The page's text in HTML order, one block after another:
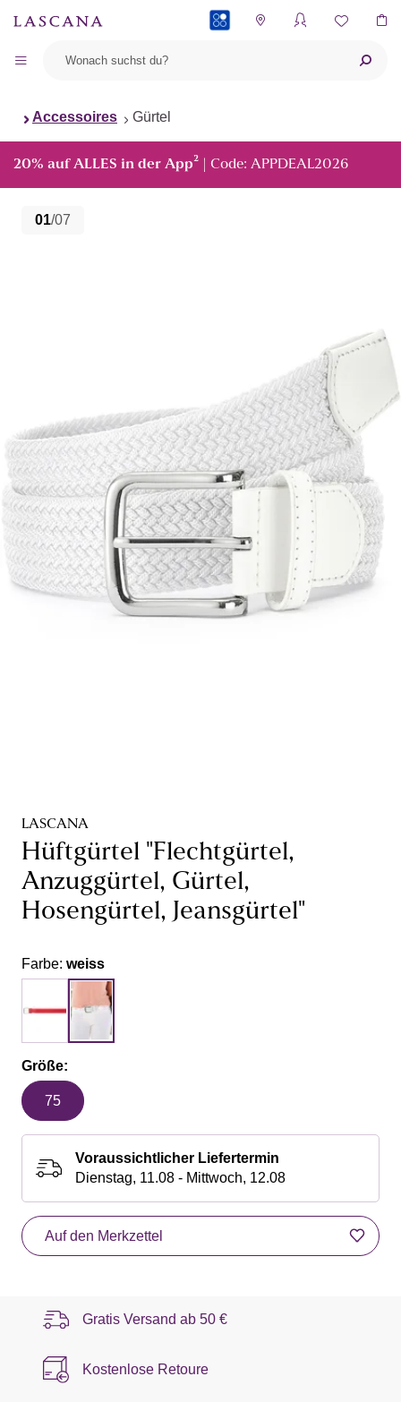
Accessoires Gürtel
20% auf ALLES in der App² | Code: APPDEAL2026
01/07
LASCANA
Hüftgürtel "Flechtgürtel,
Anzuggürtel, Gürtel,
Hosengürtel, Jeansgürtel"
Farbe: weiss
Größe:
75
Voraussichtlicher Liefertermin
Dienstag, 11.08 - Mittwoch, 12.08
Auf den Merkzettel
Gratis Versand ab 50 €
Kostenlose Retoure